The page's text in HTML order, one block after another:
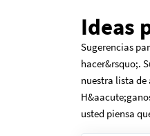
Ideas
Sugerencias
hacer&rsquo;.
nuestra lista
usted piensa